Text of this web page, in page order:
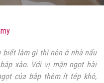
biết làm gì thì nên ở nhà nấu
xào. Với vị mặn ngọt hài
của bắp thêm ít tép khô,